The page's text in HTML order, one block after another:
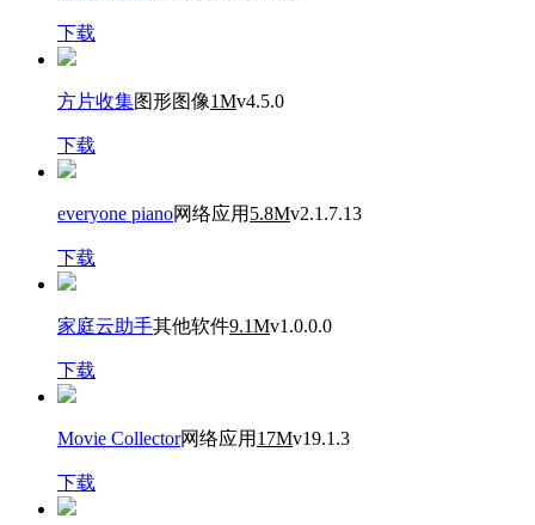
下载
方片收集图形图像1Mv4.5.0
下载
everyone piano网络应用 5.8Mv2.1.7.13
下载
家庭云助手其他软件9.1Mv1.0.0.0
下载
Movie Collector网络应用 17Mv19.1.3
下载